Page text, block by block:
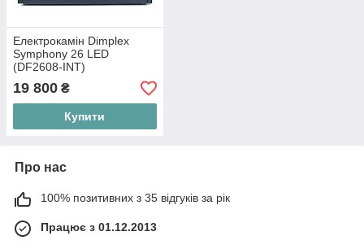
Електрокамін Dimplex
Symphony 26 LED
(DF2608-INT)
19 800 ₴
Купити
Про нас
100% позитивних з 35 відгуків за рік
Працює з 01.12.2013